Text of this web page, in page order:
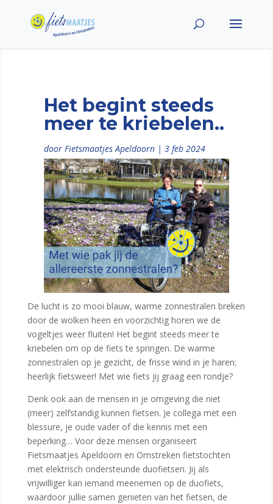
Het begint steeds
meer te kriebelen..
door Fietsmaatjes Apeldoorn| 3 feb 2024
De lucht is zo mooi blauw, warme zonnestralen breken
door de wolken heen en voorzichtig horen we de
vogeltjes weer fluiten! Het begint steeds meer te
kriebelen om op de fiets te springen. De warme
zonnestralen op je gezicht, de frisse wind in je haren;
heerlijk fietsweer! Met wie fiets jij graag een rondje?
Denk ook aan de mensen in je omgeving die niet
(meer) zelfstandig kunnen fietsen. Je collega met een
blessure, je oude vader of die kennis met een
beperking… Voor deze mensen organiseert
Fietsmaatjes Apeldoorn en Omstreken fietstochten
met elektrisch ondersteunde duofietsen. Jij als
vrijwilliger kan iemand meenemen op de duofiets,
waardoor jullie samen genieten van het fietsen, de